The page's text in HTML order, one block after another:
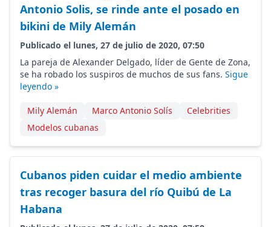
Antonio Solis, se rinde ante el posado en
bikini de Mily Alemán
Publicado el lunes, 27 de julio de 2020, 07:50
La pareja de Alexander Delgado, líder de Gente de Zona,
se ha robado los suspiros de muchos de sus fans. Sigue
leyendo »
Mily Alemán Marco Antonio Solís
Celebrities
Modelos cubanas
Cubanos piden cuidar el medio ambiente
tras recoger basura del río Quibú de La
Habana